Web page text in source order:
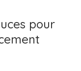
pour